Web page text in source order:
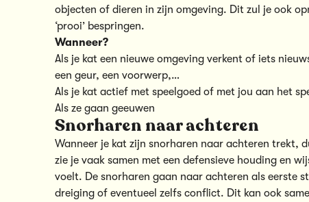
objecten of dieren in zijn omgeving. Dit zul je ook
‘prooi’ bespringen.
Wanneer?
Als je kat een nieuwe omgeving verkent of iets
een geur, een voorwerp,…
Als je kat actief met speelgoed of met jou aan het
Als ze gaan geeuwen
Snorharen naar achteren
Wanneer je kat zijn snorharen naar achteren trekt,
zie je vaak samen met een defensieve houding en
voelt. De snorharen gaan naar achteren als eerste
dreiging of eventueel zelfs conflict. Dit kan ook